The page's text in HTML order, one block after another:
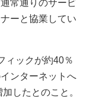
常通りのサービ
ーと協業してい
ィックが約40％
ンターネットへ
したとのこと。